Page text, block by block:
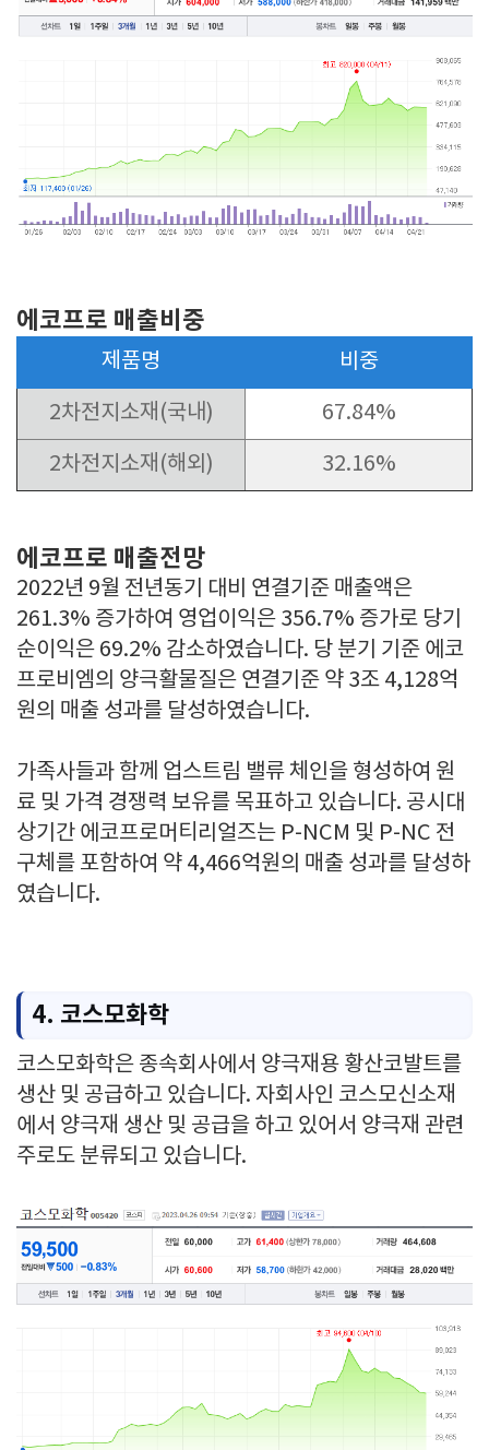
에코프로 매출비중
제품명 비중
2차전지소재(국내) 67.84%
2차전지소재(해외) 32.16%
에코프로 매출전망
2022년 9월 전년동기 대비 연결기준 매출액은
261.3% 증가하여 영업이익은 356.7% 증가로 당기
순이익은 69.2% 감소하였습니다. 당 분기 기준 에코
프로비엠의 양극활물질은 연결기준 약 3조 4,128억
원의 매출 성과를 달성하였습니다.
가족사들과 함께 업스트림 밸류 체인을 형성하여 원
료 및 가격 경쟁력 보유를 목표하고 있습니다. 공시대
상기간 에코프로머티리얼즈는 P-NCM 및 P-NC 전
구체를 포함하여 약 4,466억원의 매출 성과를 달성하
였습니다.
4. 코스모화학
코스모화학은 종속회사에서 양극재용 황산코발트를
생산 및 공급하고 있습니다. 자회사인 코스모신소재
에서 양극재 생산 및 공급을 하고 있어서 양극재 관련
주로도 분류되고 있습니다.